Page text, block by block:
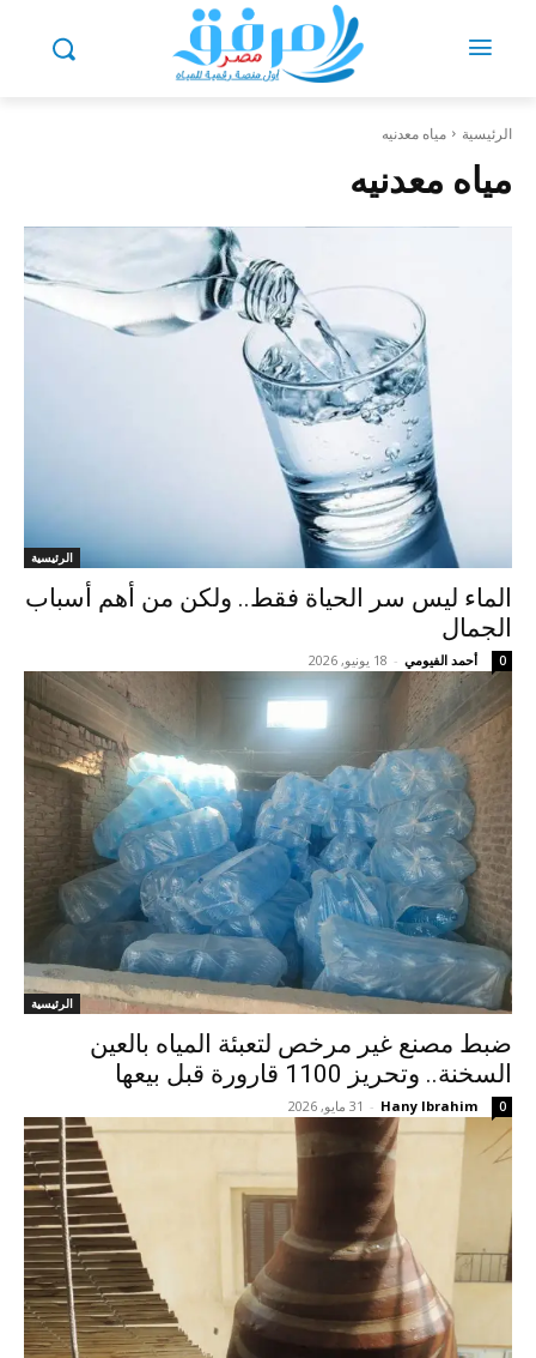
الرئيسية مياه معدنيه
مياه معدنيه
الرئيسية
الماء ليس سر الحياة فقط.. ولكن من أهم أسباب
الجمال
أحمد الفيومي - 18 يونيو, 2026 0
الرئيسية
ضبط مصنع غير مرخص لتعبئة المياه بالعين
السخنة.. وتحريز 1100 قارورة قبل بيعها
Hany Ibrahim
- 31 مايو, 2026 0